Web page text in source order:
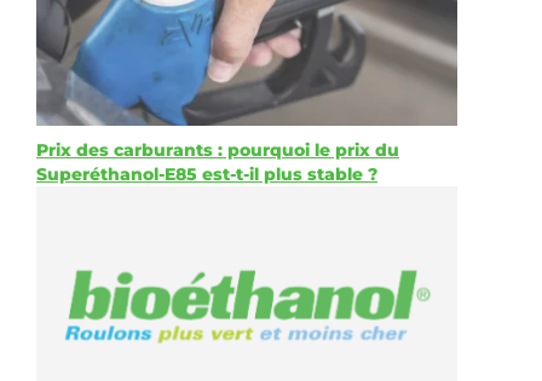
Prix des carburants : pourquoi le prix du
Superéthanol-E85 est-t-il plus stable ?